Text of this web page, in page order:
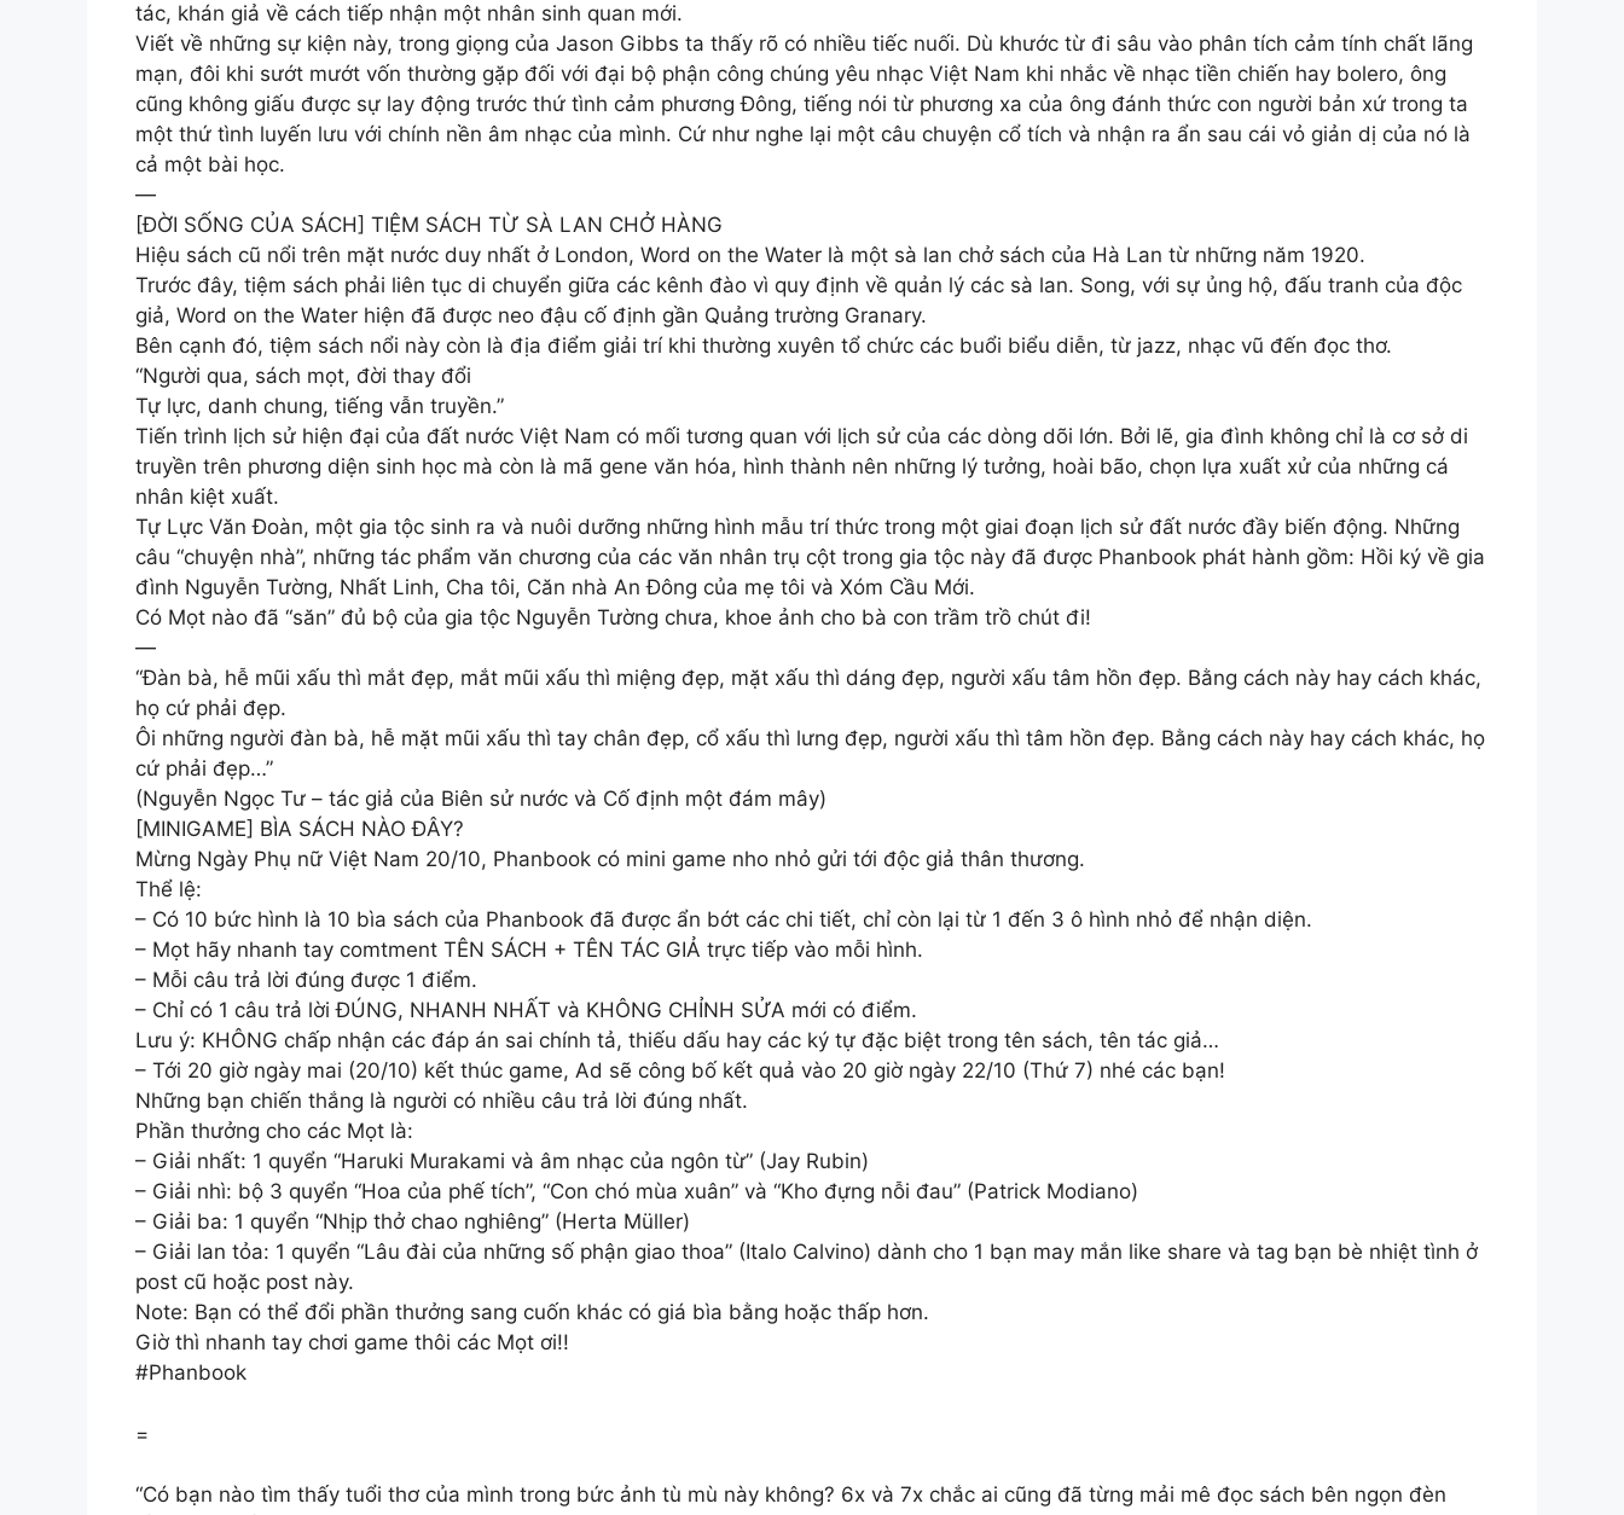
tác, khán giả về cách tiếp nhận một nhân sinh quan mới.
Viết về những sự kiện này, trong giọng của Jason Gibbs ta thấy rõ có nhiều tiếc nuối. Dù khước từ đi sâu vào phân tích cảm tính chất lãng
mạn, đôi khi sướt mướt vốn thường gặp đối với đại bộ phận công chúng yêu nhạc Việt Nam khi nhắc về nhạc tiền chiến hay bolero, ông
cũng không giấu được sự lay động trước thứ tình cảm phương Đông, tiếng nói từ phương xa của ông đánh thức con người bản xứ trong ta
một thứ tình luyến lưu với chính nền âm nhạc của mình. Cứ như nghe lại một câu chuyện cổ tích và nhận ra ẩn sau cái vỏ giản dị của nó là
cả một bài học.
—
[ĐỜI SỐNG CỦA SÁCH] TIỆM SÁCH TỪ SÀ LAN CHỞ HÀNG
Hiệu sách cũ nổi trên mặt nước duy nhất ở London, Word on the Water là một sà lan chở sách của Hà Lan từ những năm 1920.
Trước đây, tiệm sách phải liên tục di chuyển giữa các kênh đào vì quy định về quản lý các sà lan. Song, với sự ủng hộ, đấu tranh của độc
giả, Word on the Water hiện đã được neo đậu cố định gần Quảng trường Granary.
Bên cạnh đó, tiệm sách nổi này còn là địa điểm giải trí khi thường xuyên tổ chức các buổi biểu diễn, từ jazz, nhạc vũ đến đọc thơ.
“Người qua, sách mọt, đời thay đổi
Tự lực, danh chung, tiếng vẫn truyền.”
Tiến trình lịch sử hiện đại của đất nước Việt Nam có mối tương quan với lịch sử của các dòng dõi lớn. Bởi lẽ, gia đình không chỉ là cơ sở di
truyền trên phương diện sinh học mà còn là mã gene văn hóa, hình thành nên những lý tưởng, hoài bão, chọn lựa xuất xử của những cá
nhân kiệt xuất.
Tự Lực Văn Đoàn, một gia tộc sinh ra và nuôi dưỡng những hình mẫu trí thức trong một giai đoạn lịch sử đất nước đầy biến động. Những
câu “chuyện nhà”, những tác phẩm văn chương của các văn nhân trụ cột trong gia tộc này đã được Phanbook phát hành gồm: Hồi ký về gia
đình Nguyễn Tường, Nhất Linh, Cha tôi, Căn nhà An Đông của mẹ tôi và Xóm Cầu Mới.
Có Mọt nào đã “săn” đủ bộ của gia tộc Nguyễn Tường chưa, khoe ảnh cho bà con trầm trồ chút đi!
—
“Đàn bà, hễ mũi xấu thì mắt đẹp, mắt mũi xấu thì miệng đẹp, mặt xấu thì dáng đẹp, người xấu tâm hồn đẹp. Bằng cách này hay cách khác,
họ cứ phải đẹp.
Ôi những người đàn bà, hễ mặt mũi xấu thì tay chân đẹp, cổ xấu thì lưng đẹp, người xấu thì tâm hồn đẹp. Bằng cách này hay cách khác, họ
cứ phải đẹp…”
(Nguyễn Ngọc Tư – tác giả của Biên sử nước và Cố định một đám mây)
[MINIGAME] BÌA SÁCH NÀO ĐÂY?
Mừng Ngày Phụ nữ Việt Nam 20/10, Phanbook có mini game nho nhỏ gửi tới độc giả thân thương.
Thể lệ:
– Có 10 bức hình là 10 bìa sách của Phanbook đã được ẩn bớt các chi tiết, chỉ còn lại từ 1 đến 3 ô hình nhỏ để nhận diện.
– Mọt hãy nhanh tay comtment TÊN SÁCH + TÊN TÁC GIẢ trực tiếp vào mỗi hình.
– Mỗi câu trả lời đúng được 1 điểm.
– Chỉ có 1 câu trả lời ĐÚNG, NHANH NHẤT và KHÔNG CHỈNH SỬA mới có điểm.
Lưu ý: KHÔNG chấp nhận các đáp án sai chính tả, thiếu dấu hay các ký tự đặc biệt trong tên sách, tên tác giả…
– Tới 20 giờ ngày mai (20/10) kết thúc game, Ad sẽ công bố kết quả vào 20 giờ ngày 22/10 (Thứ 7) nhé các bạn!
Những bạn chiến thắng là người có nhiều câu trả lời đúng nhất.
Phần thưởng cho các Mọt là:
– Giải nhất: 1 quyển “Haruki Murakami và âm nhạc của ngôn từ” (Jay Rubin)
– Giải nhì: bộ 3 quyển “Hoa của phế tích”, “Con chó mùa xuân” và “Kho đựng nỗi đau” (Patrick Modiano)
– Giải ba: 1 quyển “Nhịp thở chao nghiêng” (Herta Müller)
– Giải lan tỏa: 1 quyển “Lâu đài của những số phận giao thoa” (Italo Calvino) dành cho 1 bạn may mắn like share và tag bạn bè nhiệt tình ở
post cũ hoặc post này.
Note: Bạn có thể đổi phần thưởng sang cuốn khác có giá bìa bằng hoặc thấp hơn.
Giờ thì nhanh tay chơi game thôi các Mọt ơi!!
#Phanbook
=
“Có bạn nào tìm thấy tuổi thơ của mình trong bức ảnh tù mù này không? 6x và 7x chắc ai cũng đã từng mải mê đọc sách bên ngọn đèn